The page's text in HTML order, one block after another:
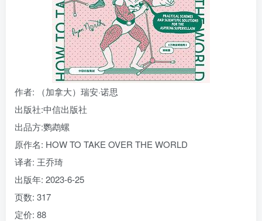
作者: （加拿大）瑞安·诺思
出版社:中信出版社
出品方:鹦鹉螺
原作名: HOW TO TAKE OVER THE WORLD
译者: 王乔琦
出版年: 2023-6-25
页数: 317
定价: 88
登录
社交账号登录